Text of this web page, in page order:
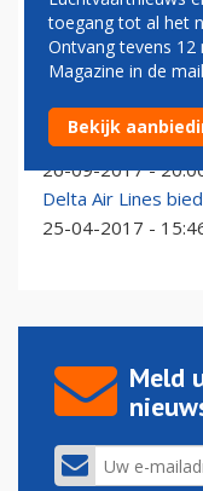
BLADE
VIDEO: Airbus
demonstrator
26-09-2017 -
Delta Air Lines
25-04-2017 -
Meld
toegang tot al het
Ontvang tevens
Magazine in de
Bekijk